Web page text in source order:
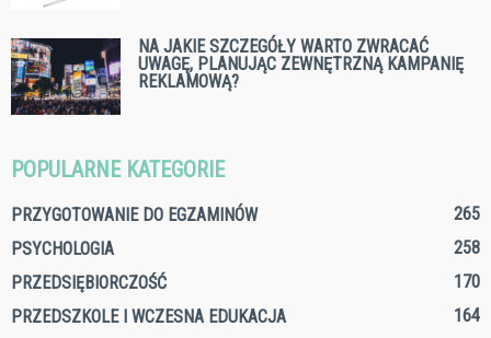
NA JAKIE SZCZEGÓŁY WARTO ZWRACAĆ
UWAGĘ, PLANUJĄC ZEWNĘTRZNĄ KAMPANIĘ
REKLAMOWĄ?
POPULARNE KATEGORIE
PRZYGOTOWANIE DO EGZAMINÓW
265
PSYCHOLOGIA
258
PRZEDSIĘBIORCZOŚĆ
170
PRZEDSZKOLE I WCZESNA EDUKACJA
164